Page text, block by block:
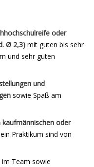
oder
Ø 2,3) mit guten bis sehr
und sehr guten
und
sowie Spaß am
kaufmännischen oder
Praktikum sind von
im Team sowie